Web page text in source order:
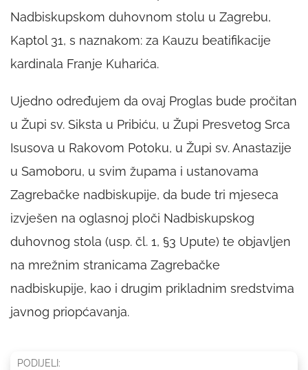
Nadbiskupskom duhovnom stolu u Zagrebu,
Kaptol 31, s naznakom: za Kauzu beatifikacije
kardinala Franje Kuharića.
Ujedno određujem da ovaj Proglas bude pročitan
u Župi sv. Siksta u Pribiću, u Župi Presvetog Srca
Isusova u Rakovom Potoku, u Župi sv. Anastazije
u Samoboru, u svim župama i ustanovama
Zagrebačke nadbiskupije, da bude tri mjeseca
izvješen na oglasnoj ploči Nadbiskupskog
duhovnog stola (usp. čl. 1, §3 Upute) te objavljen
na mrežnim stranicama Zagrebačke
nadbiskupije, kao i drugim prikladnim sredstvima
javnog priopćavanja.
PODIJELI: